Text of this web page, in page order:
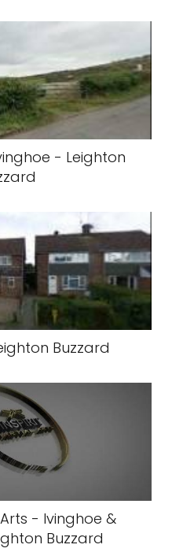
- Leighton
Buzzard
- Ivinghoe &
Buzzard